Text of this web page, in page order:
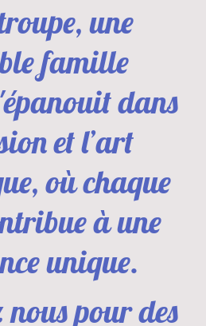
une
famille
dans
et l’art
où chaque
à une
unique.
pour des